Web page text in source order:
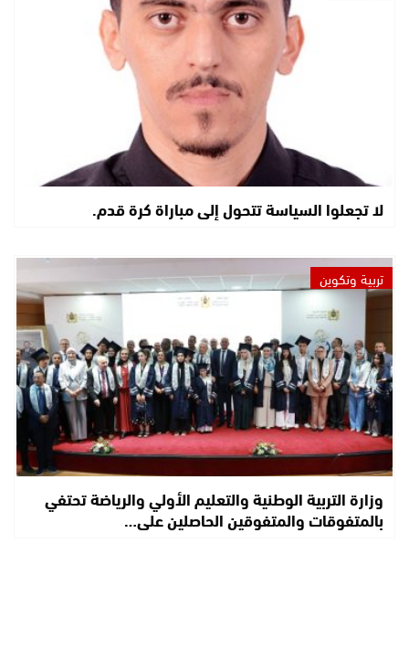
لا تجعلوا السياسة تتحول إلى مباراة كرة قدم.
تربية وتكوين
وزارة التربية الوطنية والتعليم الأولي والرياضة تحتفي
بالمتفوقات والمتفوقين الحاصلين على…